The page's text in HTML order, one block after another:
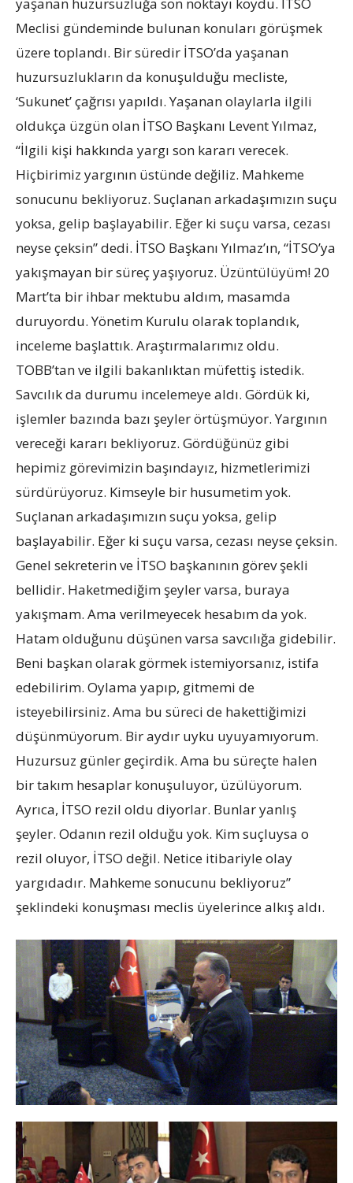
Meclisi gündeminde bulunan konuları görüşmek
üzere toplandı. Bir süredir İTSO’da yaşanan
huzursuzlukların da konuşulduğu mecliste,
‘Sukunet’ çağrısı yapıldı. Yaşanan olaylarla ilgili
oldukça üzgün olan İTSO Başkanı Levent Yılmaz,
“İlgili kişi hakkında yargı son kararı verecek.
Hiçbirimiz yargının üstünde değiliz. Mahkeme
sonucunu bekliyoruz. Suçlanan arkadaşımızın suçu
yoksa, gelip başlayabilir. Eğer ki suçu varsa, cezası
neyse çeksin” dedi. İTSO Başkanı Yılmaz’ın, “İTSO’ya
yakışmayan bir süreç yaşıyoruz. Üzüntülüyüm! 20
Mart’ta bir ihbar mektubu aldım, masamda
duruyordu. Yönetim Kurulu olarak toplandık,
inceleme başlattık. Araştırmalarımız oldu.
TOBB’tan ve ilgili bakanlıktan müfettiş istedik.
Savcılık da durumu incelemeye aldı. Gördük ki,
işlemler bazında bazı şeyler örtüşmüyor. Yargının
vereceği kararı bekliyoruz. Gördüğünüz gibi
hepimiz görevimizin başındayız, hizmetlerimizi
sürdürüyoruz. Kimseyle bir husumetim yok.
Suçlanan arkadaşımızın suçu yoksa, gelip
başlayabilir. Eğer ki suçu varsa, cezası neyse çeksin.
Genel sekreterin ve İTSO başkanının görev şekli
bellidir. Haketmediğim şeyler varsa, buraya
yakışmam. Ama verilmeyecek hesabım da yok.
Hatam olduğunu düşünen varsa savcılığa gidebilir.
Beni başkan olarak görmek istemiyorsanız, istifa
edebilirim. Oylama yapıp, gitmemi de
isteyebilirsiniz. Ama bu süreci de hakettiğimizi
düşünmüyorum. Bir aydır uyku uyuyamıyorum.
Huzursuz günler geçirdik. Ama bu süreçte halen
bir takım hesaplar konuşuluyor, üzülüyorum.
Ayrıca, İTSO rezil oldu diyorlar. Bunlar yanlış
şeyler. Odanın rezil olduğu yok. Kim suçluysa o
rezil oluyor, İTSO değil. Netice itibariyle olay
yargıdadır. Mahkeme sonucunu bekliyoruz”
şeklindeki konuşması meclis üyelerince alkış aldı.